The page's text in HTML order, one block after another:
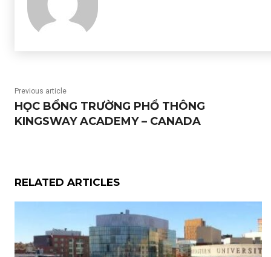
Previous article
HỌC BỔNG TRƯỜNG PHỔ THÔNG
KINGSWAY ACADEMY – CANADA
RELATED ARTICLES